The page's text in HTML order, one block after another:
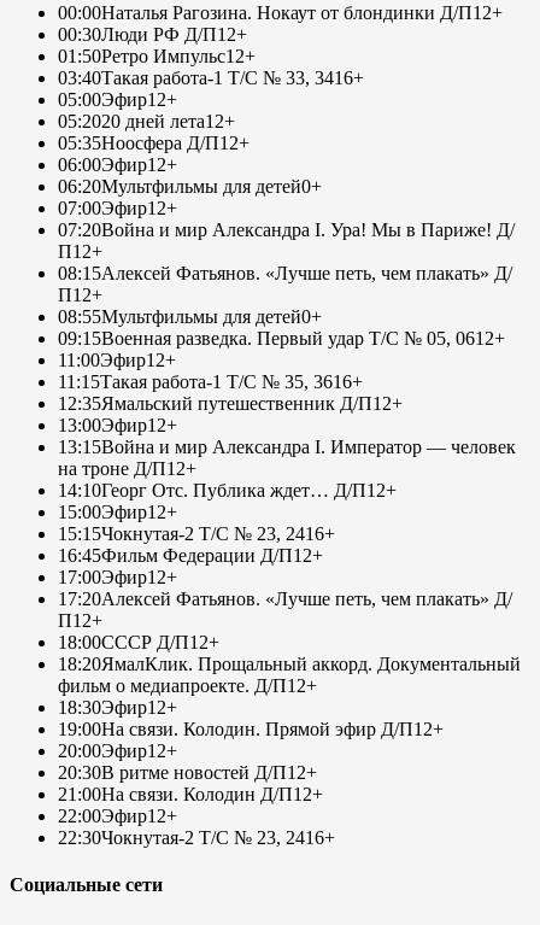
00:00Наталья Рагозина. Нокаут от блондинки Д/П12+
00:30Люди РФ Д/П12+
01:50Ретро Импульс12+
03:40Такая работа-1 Т/С № 33, 3416+
05:00Эфир12+
05:2020 дней лета12+
05:35Ноосфера Д/П12+
06:00Эфир12+
06:20Мультфильмы для детей0+
07:00Эфир12+
07:20Война и мир Александра I. Ура! Мы в Париже! Д/
П12+
08:15Алексей Фатьянов. «Лучше петь, чем плакать» Д/
П12+
08:55Мультфильмы для детей0+
09:15Военная разведка. Первый удар Т/С № 05, 0612+
11:00Эфир12+
11:15Такая работа-1 Т/С № 35, 3616+
12:35Ямальский путешественник Д/П12+
13:00Эфир12+
13:15Война и мир Александра I. Император — человек
на троне Д/П12+
14:10Георг Отс. Публика ждет… Д/П12+
15:00Эфир12+
15:15Чокнутая-2 Т/С № 23, 2416+
16:45Фильм Федерации Д/П12+
17:00Эфир12+
17:20Алексей Фатьянов. «Лучше петь, чем плакать» Д/
П12+
18:00СССР Д/П12+
18:20ЯмалКлик. Прощальный аккорд. Документальный
фильм о медиапроекте. Д/П12+
18:30Эфир12+
19:00На связи. Колодин. Прямой эфир Д/П12+
20:00Эфир12+
20:30В ритме новостей Д/П12+
21:00На связи. Колодин Д/П12+
22:00Эфир12+
22:30Чокнутая-2 Т/С № 23, 2416+
Социальные сети